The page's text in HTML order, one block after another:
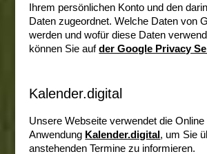
Ihrem persönlichen Konto und den
Daten zugeordnet. Welche Daten von
werden und wofür diese Daten
können Sie aufder Google Privacy
Kalender.digital
Unsere Webseite verwendet die Online
Anwendung Kalender.digital, um Sie
anstehenden Termine zu informieren.